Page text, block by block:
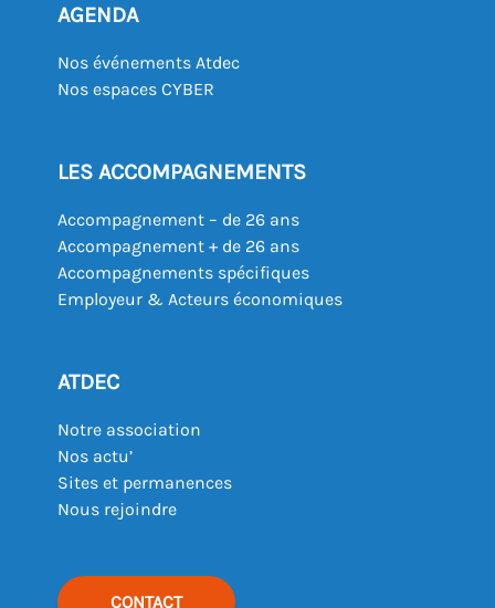
AGENDA
Nos événements Atdec
Nos espaces CYBER
LES ACCOMPAGNEMENTS
Accompagnement – de 26 ans
Accompagnement + de 26 ans
Accompagnements spécifiques
Employeur & Acteurs économiques
ATDEC
Notre association
Nos actu’
Sites et permanences
Nous rejoindre
CONTACT